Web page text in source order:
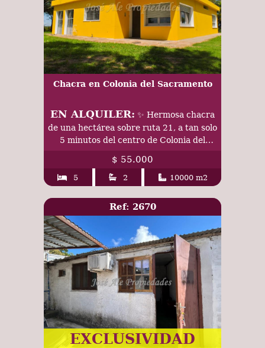
Chacra en Colonia del Sacramento
EN ALQUILER: ✨ Hermosa chacra
de una hectárea sobre ruta 21, a tan solo
5 minutos del centro de Colonia del
$ 55.000
5 2 10000 m2
Ref: 2670
EXCLUSIVIDAD